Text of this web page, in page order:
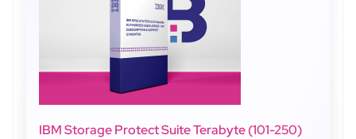
IBM Storage Protect Suite Terabyte (101-250)